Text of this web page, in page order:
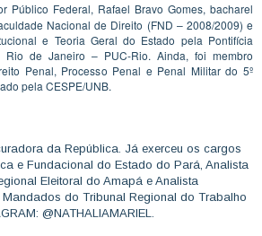
Público Federal, Rafael Bravo Gomes, bacharel
Nacional de Direito (FND – 2008/2009) e
e Teoria Geral do Estado pela Pontifícia
Rio de Janeiro – PUC-Rio. Ainda, foi membro
Penal, Processo Penal e Penal Militar do 5º
pela CESPE/UNB.
da República. Já exerceu os cargos
e Fundacional do Estado do Pará, Analista
Eleitoral do Amapá e Analista
do Tribunal Regional do Trabalho
@NATHALIAMARIEL.